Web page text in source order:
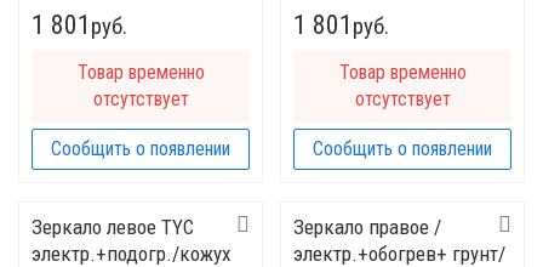
1 801 руб.
Товар временно
отсутствует
Сообщить о появлении
1 801 руб.
Товар временно
отсутствует
Сообщить о появлении
Зеркало левое ТYC
электр.+подогр./кожух
Зеркало правое /
электр.+обогрев+ грунт/